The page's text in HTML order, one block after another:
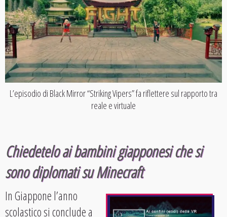
L’episodio di Black Mirror “Striking Vipers” fa riflettere sul rapporto tra
reale e virtuale
Chiedetelo ai bambini giapponesi che si
sono diplomati su Minecraft
In Giappone l’anno
scolastico si conclude a